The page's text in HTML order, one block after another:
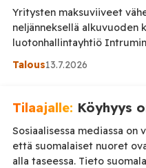
Yritysten maksuviiveet
neljänneksellä alkuvuoden
luotonhallintayhtiö
ovat kuitenkin edelleen
729 yrityksellä eli 5,56
yrityksistä.
prosenttia edellisestä
samalla tasolla kuin […]
Talous13.7.2026
Tilaajalle: Köyhyys
Sosiaalisessa mediassa
että suomalaiset nuoret
alla taseessa. Tieto